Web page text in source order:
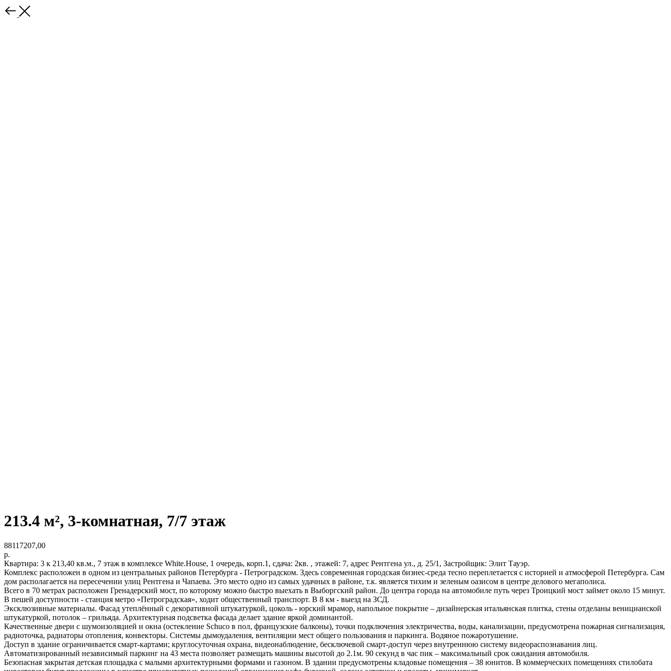
213.4 м², 3-комнатная, 7/7 этаж
88117207,00
р.
Квартира: 3 к 213,40 кв.м., 7 этаж в комплексе White.House, 1 очередь, корп.1, сдача: 2кв. , этажей: 7, адрес Рентгена ул., д. 25/1, Застройщик: Элит Тауэр.
Комплекс расположен в одном из центральных районов Петербурга - Петроградском. Здесь современная городская бизнес-среда тесно переплетается с историей и атмосферой Петербурга. Сам
дом располагается на пересечении улиц Рентгена и Чапаева. Это место одно из самых удачных в районе, т.к. является тихим и зеленым оазисом в центре делового мегаполиса.
Всего в 70 метрах расположен Гренадерский мост, по которому можно быстро выехать в Выборгский район. До центра города на автомобиле путь через Троицкий мост займет около 15 минут.
В пешей доступности - станция метро «Петроградская», ходит общественный транспорт. В 8 км - выезд на ЗСД.
Эксклюзивные материалы. Фасад утеплённый с декоративной штукатуркой, цоколь - юрский мрамор, напольное покрытие – дизайнерская итальянская плитка, стены отделаны веницианской
штукатуркой, потолок – грильяда. Архитектурная подсветка фасада делает здание яркой доминантой.
Качественные двери с шумоизоляцией и окна (остекление Schuco в пол, французские балконы), точки подключения электричества, воды, канализации, предусмотрена пожарная сигнализация,
радиоточка, радиаторы отопления, конвекторы. Системы дымоудаления, вентиляции мест общего пользования и паркинга. Водяное пожаротушение.
Доступ в здание ограничивается смарт-картами; круглосуточная охрана, видеонаблюдение, бесключевой смарт-доступ через внутреннюю систему видеораспознавания лиц.
Автоматизированный независимый паркинг на 43 места позволяет размещать машины высотой до 2.1м. 90 секунд в час пик – максимальный срок ожидания автомобиля.
Безопасная закрытая детская площадка с малыми архитектурными формами и газоном. В здании предусмотрены кладовые помещения – 38 юнитов. В коммерческих помещениях стилобата